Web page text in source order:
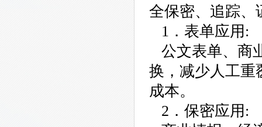
全保密、追踪、
1．表单应用:
公文表单、商
换，减少人工重
成本。
2．保密应用: